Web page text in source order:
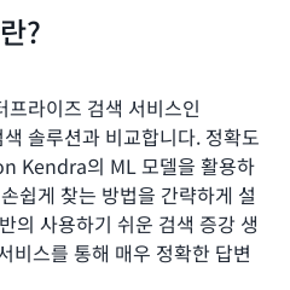
?
라이즈 검색 서비스인
솔루션과 비교합니다. 정확도
Kendra의 ML 모델을 활용하
쉽게 찾는 방법을 간략하게 설
의 사용하기 쉬운 검색 증강 생
비스를 통해 매우 정확한 답변